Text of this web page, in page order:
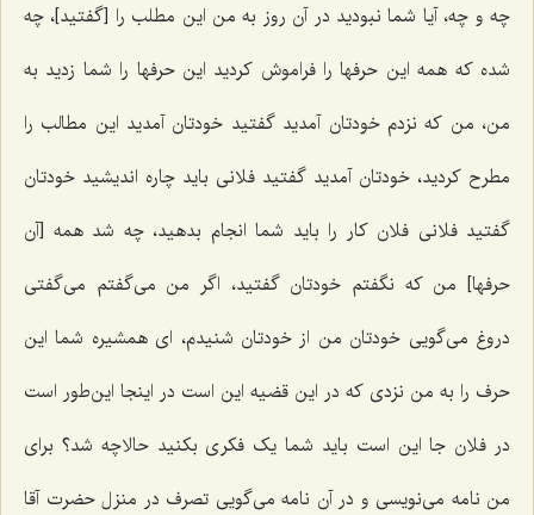
چه و چه، آیا شما نبودید در آن روز به من این مطلب را [گفتید]، چه
شده که همه این حرفها را فراموش کردید این حرفها را شما زدید به
من، من که نزدم خودتان آمدید گفتید خودتان آمدید این مطالب را
مطرح کردید، خودتان آمدید گفتید فلانی باید چاره اندیشید خودتان
گفتید فلانی فلان کار را باید شما انجام بدهید، چه شد همه [آن
حرفها] من که نگفتم خودتان گفتید، اگر من می‌گفتم می‌گفتی
دروغ می‌گویی خودتان من از خودتان شنیدم، ای همشیره شما این
حرف را به من نزدی که در این قضیه این است در اینجا این‌طور است
در فلان جا این است باید شما یک فکری بکنید حالاچه شد؟ برای
من نامه می‌نویسی و در آن نامه می‌گویی تصرف در منزل حضرت آقا